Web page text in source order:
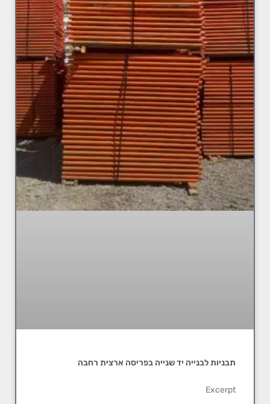
תבניות לבנייה יד שנייה בפריסה ארצית רחבה
Excerpt